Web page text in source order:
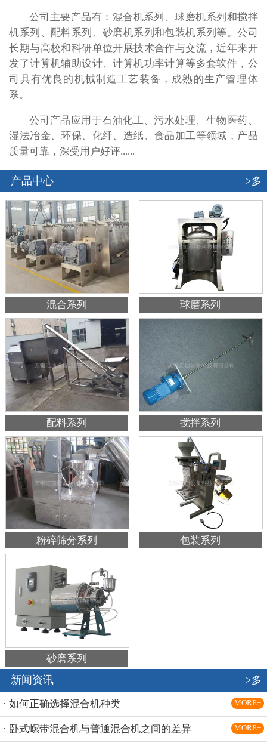
公司主要产品有：混合机系列、球磨机系列和搅拌
机系列、配料系列、砂磨机系列和包装机系列等。公司
长期与高校和科研单位开展技术合作与交流，近年来开
发了计算机辅助设计、计算机功率计算等多套软件，公
司具有优良的机械制造工艺装备，成熟的生产管理体
系。
公司产品应用于石油化工、污水处理、生物医药、
湿法冶金、环保、化纤、造纸、食品加工等领域，产品
质量可靠，深受用户好评......
产品中心 >多
混合系列 球磨系列
配料系列 搅拌系列
粉碎筛分系列 包装系列
砂磨系列
新闻资讯 >多
· 如何正确选择混合机种类 MORE+
· 卧式螺带混合机与普通混合机之间的差异 MORE+